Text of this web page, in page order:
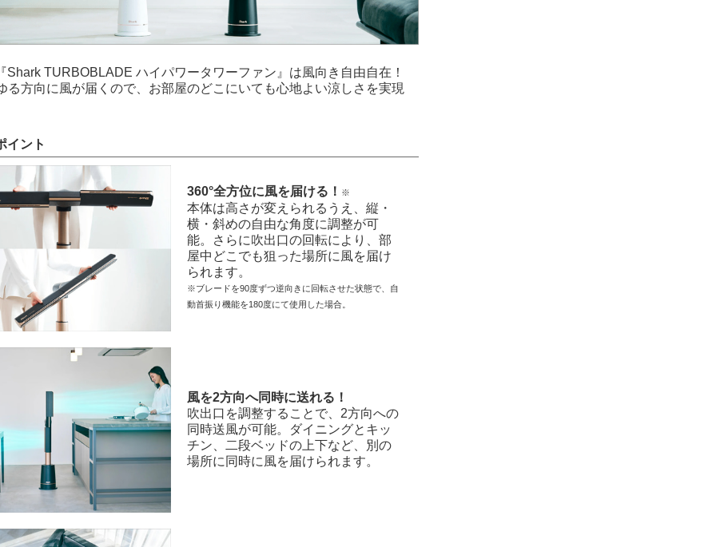
Shark TURBOBLADE ハイパワータワーファン』は風向き自由自在！
る方向に風が届くので、お部屋のどこにいても心地よい涼しさを実現
イント
360°全方位に風を届ける！ ※
本体は高さが変えられるうえ、縦・
横・斜めの自由な角度に調整が可
能。さらに吹出口の回転により、部
屋中どこでも狙った場所に風を届け
られます。
※ブレードを90度ずつ逆向きに回転させた状態で、自
動首振り機能を180度にて使用した場合。
風を2方向へ同時に送れる！
吹出口を調整することで、2方向への
同時送風が可能。ダイニングとキッ
チン、二段ベッドの上下など、別の
場所に同時に風を届けられます。